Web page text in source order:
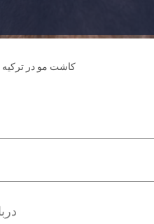
کاشت مو در ترکیه